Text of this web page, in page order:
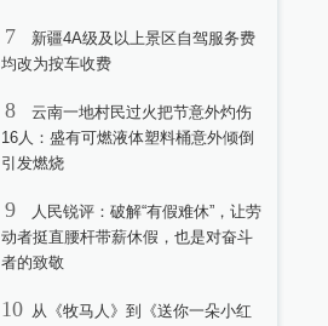
7
新疆4A级及以上景区自驾服务费
均改为按车收费
8
云南一地村民过火把节意外灼伤
16人：盛有可燃液体塑料桶意外倾倒
引发燃烧
9
人民锐评：破解“有假难休”，让劳
动者挺直腰杆带薪休假，也是对奋斗
者的致敬
10 从《牧马人》到《送你一朵小红